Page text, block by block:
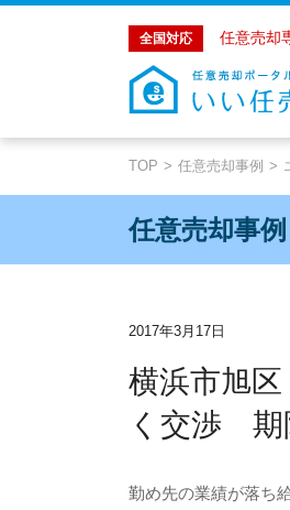
全国対応 任意売却
TOP 任意売却事例
任意売却事例
2017年3月17日
横浜市旭
く交渉 期
勤め先の業績が落ち